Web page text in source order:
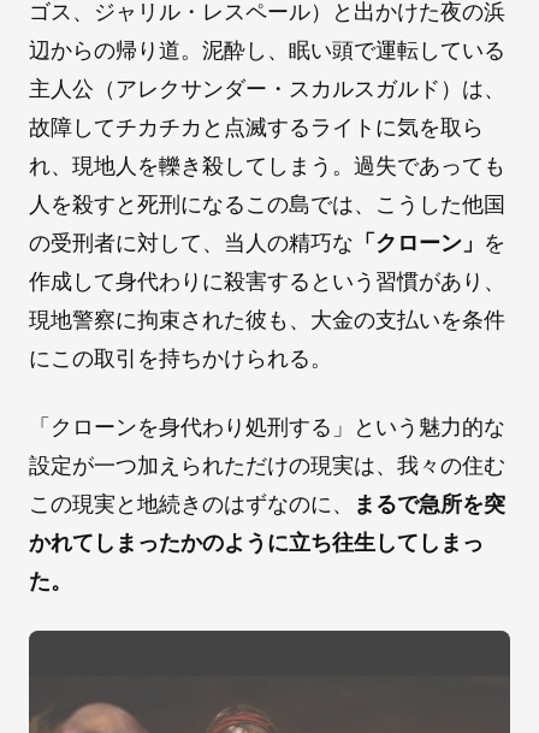
ゴス、ジャリル・レスペール）と出かけた夜の浜
辺からの帰り道。泥酔し、眠い頭で運転している
主人公（アレクサンダー・スカルスガルド）は、
故障してチカチカと点滅するライトに気を取ら
れ、現地人を轢き殺してしまう。過失であっても
人を殺すと死刑になるこの島では、こうした他国
の受刑者に対して、当人の精巧な 「クローン」 を
作成して身代わりに殺害するという習慣があり、
現地警察に拘束された彼も、大金の支払いを条件
にこの取引を持ちかけられる。
「クローンを身代わり処刑する」という魅力的な
設定が一つ加えられただけの現実は、我々の住む
この現実と地続きのはずなのに、
まるで急所を突
かれてしまったかのように立ち往生してしまっ
た。